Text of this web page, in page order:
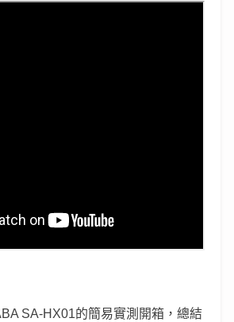
SA-HX01的簡易實測開箱，總結